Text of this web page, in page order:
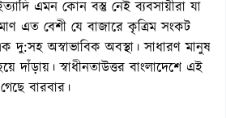
এমন কোন বস্তু নেই ব্যবসায়ীরা যা
এত বেশী যে বাজারে কৃত্রিম সংকট
দু:সহ অস্বাভাবিক অবস্থা। সাধারণ মানুষ
দাঁড়ায়। স্বাধীনতাউত্তর বাংলাদেশে এই
বারবার।